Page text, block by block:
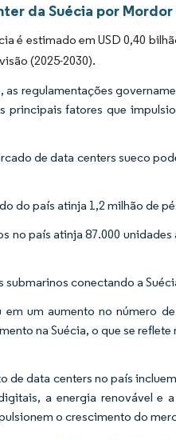
da Suécia por
estimado em USD 0,40
(2025-2030).
regulamentações
fatores que
de data centers sueco
do país atinja 1,2 milhão de
no país atinja 87.000
conectando a
um aumento no número
na Suécia, o que se
data centers no país
a energia renovável e
o crescimento do